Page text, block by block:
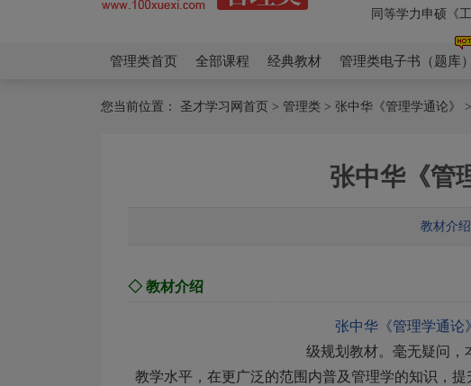
同等学力申硕《
同等学力申硕《
管理类首页 全部课程 经典教材 管理类电子书（题库）
您当前位置： 圣才学习网首页 > 管理类 > 张中华《管理学通论》
张中华《管
教材介绍
◇ 教材介绍
张中华《管理学通论》
级规划教材。毫无疑问，
教学水平，在更广泛的范围内普及管理学的知识，